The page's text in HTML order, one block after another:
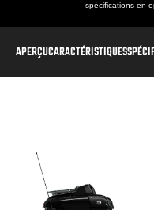
spécifications en
APERÇUCARACTÉRISTIQUES